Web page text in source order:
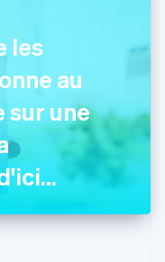
les
au
sur une